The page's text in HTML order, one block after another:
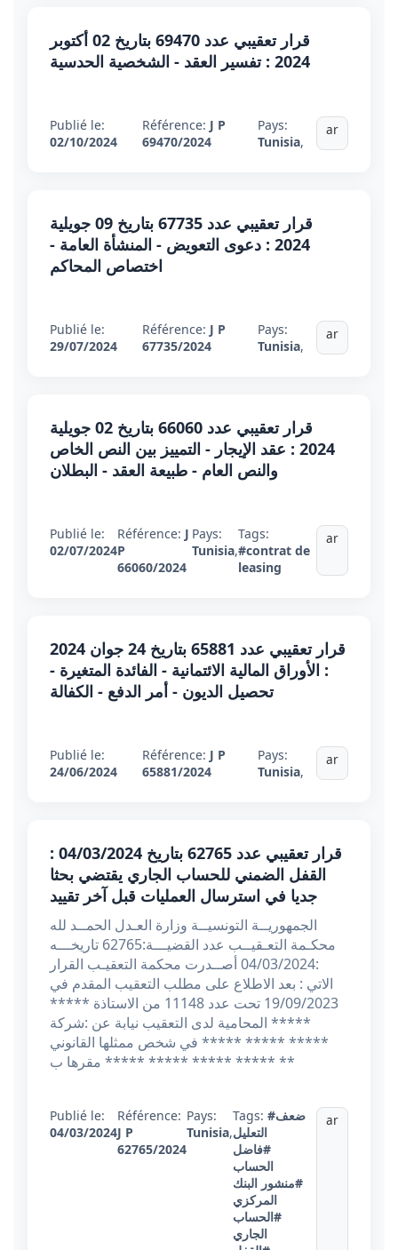
قرار تعقيبي عدد 69470 بتاريخ 02 أكتوبر
2024 : تفسير العقد - الشخصية الحدسية
Publié le:
02/10/2024
Référence: J P
69470/2024
Pays:
Tunisia,
ar
قرار تعقيبي عدد 67735 بتاريخ 09 جويلية
2024 : دعوى التعويض - المنشأة العامة -
اختصاص المحاكم
Publié le:
29/07/2024
Référence: J P
67735/2024
Pays:
Tunisia,
ar
قرار تعقيبي عدد 66060 بتاريخ 02 جويلية
2024 : عقد الإيجار - التمييز بين النص الخاص
والنص العام - طبيعة العقد - البطلان
Publié le:
02/07/2024
Référence: J
P
66060/2024
Pays:
Tunisia,
Tags:
#contrat de
leasing
ar
قرار تعقيبي عدد 65881 بتاريخ 24 جوان 2024
: الأوراق المالية الائتمانية - الفائدة المتغيرة -
تحصيل الديون - أمر الدفع - الكفالة
Publié le:
24/06/2024
Référence: J P
65881/2024
Pays:
Tunisia,
ar
قرار تعقيبي عدد 62765 بتاريخ 04/03/2024 :
القفل الضمني للحساب الجاري يقتضي بحثا
جديا في استرسال العمليات قبل آخر تقييد
الجمهوريــة التونسيــة وزارة العـدل الحمــد لله
محكـمة التعـقيــب عدد القضيـــة:62765 تاريخـــه
:04/03/2024 أصــدرت محكمة التعقيـب القرار
الاتي : بعد الاطلاع على مطلب التعقيب المقدم في
19/09/2023 تحت عدد 11148 من الاستاذة *****
***** المحامية لدى التعقيب نيابة عن :شركة
***** ***** ***** في شخص ممثلها القانوني
مقرها ب ***** ***** ***** ***** **
Publié le:
04/03/2024
Référence:
J P
62765/2024
Pays:
Tunisia,
Tags: #ضعف
التعليل
#فاضل
الحساب
#منشور البنك
المركزي
#الحساب
الجاري
ar